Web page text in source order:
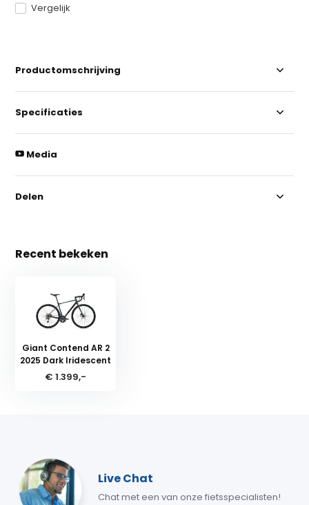
Vergelijk
Productomschrijving
Specificaties
Media
Delen
Recent bekeken
Giant Contend AR 2
2025 Dark Iridescent
€ 1.399,-
Live Chat
Chat met een van onze fietsspecialisten!